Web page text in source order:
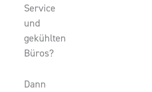
Service
und
gekühlten
Büros?
Dann